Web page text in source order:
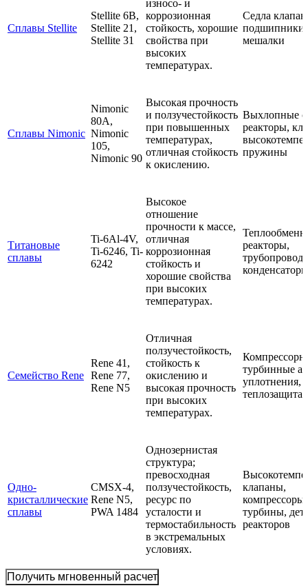
Сплавы Stellite
Stellite 6B,
Stellite 21,
Stellite 31
износо- и
коррозионная
стойкость, хорошие
свойства при
высоких
температурах.
Седла
подшипники,
мешалки
Сплавы Nimonic
Nimonic
80A,
Nimonic
105,
Nimonic 90
Высокая прочность
и ползучестойкость
при повышенных
температурах,
отличная стойкость
к окислению.
Выхлопные
реакторы,
пружины
Титановые
сплавы
Ti-6Al-4V,
Ti-6246, Ti-
6242
Высокое
отношение
прочности к массе,
отличная
коррозионная
стойкость и
хорошие свойства
при высоких
температурах.
реакторы,
конденсаторы
Семейство Rene
Rene 41,
Rene 77,
Rene N5
Отличная
ползучестойкость,
стойкость к
окислению и
высокая прочность
при высоких
температурах.
турбинные
уплотнения,
теплозащита
Одно-
кристаллические
сплавы
CMSX-4,
Rene N5,
PWA 1484
Однозернистая
структура;
превосходная
ползучестойкость,
ресурс по
усталости и
термостабильность
в экстремальных
условиях.
клапаны,
компрессоры,
турбины,
реакторов
Получить мгновенный расчет